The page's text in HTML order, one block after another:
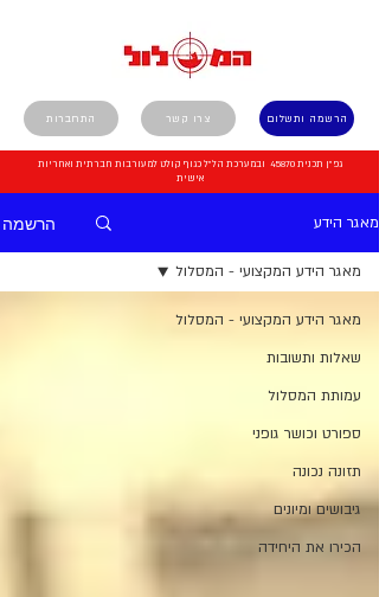
התחברות הרשמה ותשלום צרו קשר
גפ"ן תכנית 45870 ובמערכת הל"ל כגוף קולט למעורבות חברתית ואחריות
אישית
מאגר הידע הרשמה
מאגר הידע המקצועי - המסלול
שאלות ותשובות
עמותת המסלול
ספורט וכושר גופני
תזונה נכונה
גיבושים ומיונים
הכירו את היחידה
מאגר הידע המקצועי - המסלול